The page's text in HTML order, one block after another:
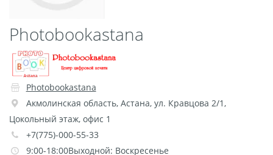
самоклеящемся виниле
акриле
Печать на баннере
Фотообои
Трафареты
Печать на прозрачной
пленке
Рекламные конструкции
Photobookastana
Photobookastana
Акмолинская область, Астана, ул. Кравцова 2/1,
Цокольный этаж, офис 1
+7(775)-000-55-33
9:00-18:00Выходной: Воскресенье